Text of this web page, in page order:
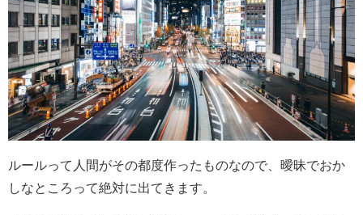
ルールって人間がその都度作ったものなので、曖昧でおか
しなところって絶対に出てきます。